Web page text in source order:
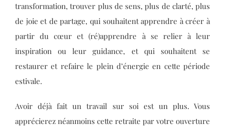
transformation, trouver plus de sens, plus de clarté, plus
de joie et de partage, qui souhaitent apprendre à créer à
partir du cœur et (ré)apprendre à se relier à leur
inspiration ou leur guidance, et qui souhaitent se
restaurer et refaire le plein d’énergie en cette période
estivale.
Avoir déjà fait un travail sur soi est un plus. Vous
apprécierez néanmoins cette retraite par votre ouverture